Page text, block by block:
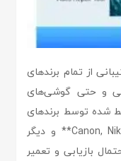
از تمام برندهای
و حتی گوشی‌های
شده توسط برندهای
مشهور مانند **Canon, Nikon, Sony, GoPro, DJI** و دیگر
بازیابی و تعمیر